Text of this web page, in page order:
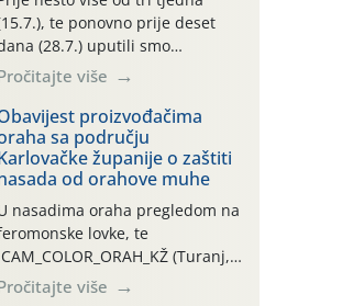
je zabilježeno je
i ekstremno vruće
razdoblje, uz
temperature […]
te ponovno prije deset
(28.7.) uputili smo
vlasnicima plantažnih
nasada oraha i pojedinačnih
o početku leta i
potrebi usmjerenog
orahove muhe
completa)! Već
dana traje drugi
“toplinski udar”, koji
naročito izražen zadnja šest
(31.7.-05.8.), jer najviše
zraka svakodnevno
više
proizvođačima
sa području
županije o zaštiti
od orahove muhe
nasadima oraha pregledom na
lovke, te
CAM_COLOR_ORAH_KŽ (Turanj,
zabilježena je mala
više